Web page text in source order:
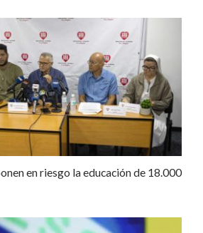
en riesgo la educación de 18.000